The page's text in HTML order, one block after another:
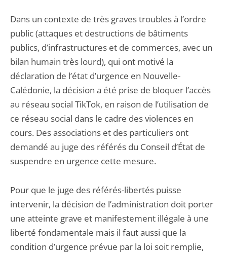
Dans un contexte de très graves troubles à l’ordre
public (attaques et destructions de bâtiments
publics, d’infrastructures et de commerces, avec un
bilan humain très lourd), qui ont motivé la
déclaration de l’état d’urgence en Nouvelle-
Calédonie, la décision a été prise de bloquer l’accès
au réseau social TikTok, en raison de l’utilisation de
ce réseau social dans le cadre des violences en
cours. Des associations et des particuliers ont
demandé au juge des référés du Conseil d’État de
suspendre en urgence cette mesure.
Pour que le juge des référés-libertés puisse
intervenir, la décision de l’administration doit porter
une atteinte grave et manifestement illégale à une
liberté fondamentale mais il faut aussi que la
condition d’urgence prévue par la loi soit remplie,